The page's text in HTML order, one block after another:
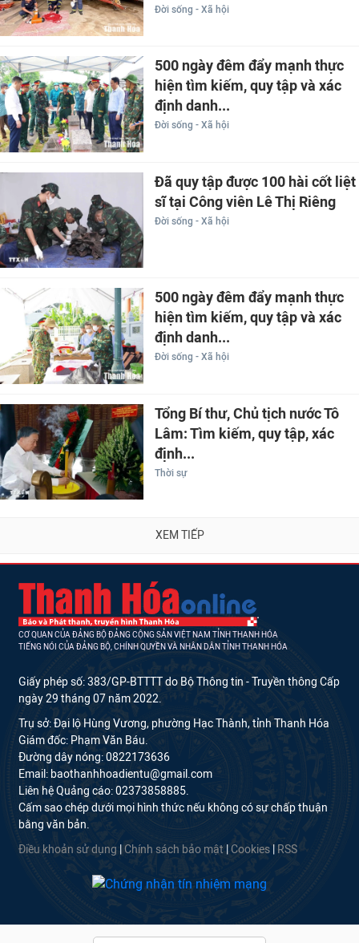
Đời sống - Xã hội
500 ngày đêm đẩy mạnh thực
hiện tìm kiếm, quy tập và xác
định danh...
Đời sống - Xã hội
Đã quy tập được 100 hài cốt liệt
sĩ tại Công viên Lê Thị Riêng
Đời sống - Xã hội
500 ngày đêm đẩy mạnh thực
hiện tìm kiếm, quy tập và xác
định danh...
Đời sống - Xã hội
Tổng Bí thư, Chủ tịch nước Tô
Lâm: Tìm kiếm, quy tập, xác
định...
Thời sự
XEM TIẾP
CƠ QUAN CỦA ĐẢNG BỘ ĐẢNG CỘNG SẢN VIỆT NAM TỈNH THANH HÓA
TIẾNG NÓI CỦA ĐẢNG BỘ, CHÍNH QUYỀN VÀ NHÂN DÂN TỈNH THANH HÓA
Giấy phép số: 383/GP-BTTTT do Bộ Thông tin - Truyền thông Cấp
ngày 29 tháng 07 năm 2022.
Trụ sở: Đại lộ Hùng Vương, phường Hạc Thành, tỉnh Thanh Hóa
Giám đốc: Phạm Văn Báu.
Đường dây nóng: 0822173636
Email: baothanhhoadientu@gmail.com
Liên hệ Quảng cáo: 02373858885.
Cấm sao chép dưới mọi hình thức nếu không có sự chấp thuận
bằng văn bản.
Điều khoản sử dụng Chính sách bảo mật Cookies RSS